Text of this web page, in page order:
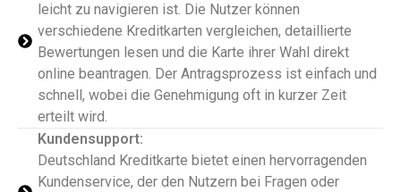
leicht zu navigieren ist. Die Nutzer können
verschiedene Kreditkarten vergleichen, detaillierte
Bewertungen lesen und die Karte ihrer Wahl direkt
online beantragen. Der Antragsprozess ist einfach und
schnell, wobei die Genehmigung oft in kurzer Zeit
erteilt wird.
Kundensupport:
Deutschland Kreditkarte bietet einen hervorragenden
Kundenservice, der den Nutzern bei Fragen oder